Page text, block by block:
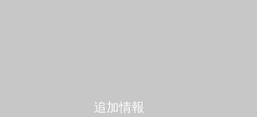
追加情報